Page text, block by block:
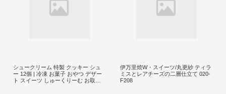
シュークリーム 特製 クッキー シュ
ー 12個 | 冷凍 お菓子 おやつ デザー
ト スイーツ しゅーくりーむ お取り
伊万里焼W・スイーツ/丸更紗 ティラ
ミスとレアチーズの二層仕立て 020-
F208